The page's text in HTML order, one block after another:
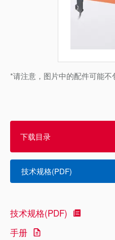
*请注意，图片中的配件可能不
下载目录
技术规格(PDF)
技术规格(PDF)
手册